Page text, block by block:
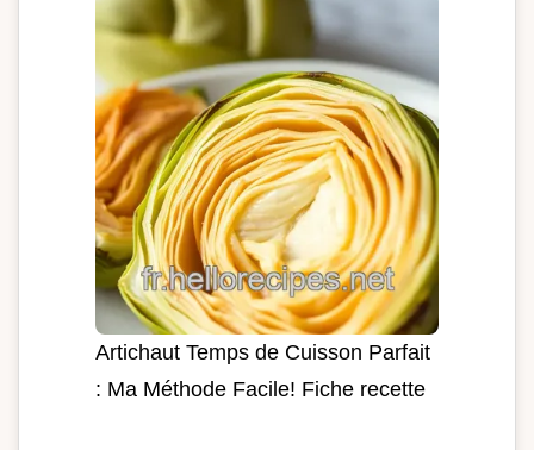
Artichaut Temps de Cuisson Parfait
: Ma Méthode Facile! Fiche recette